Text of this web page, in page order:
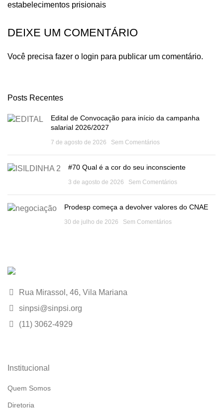
estabelecimentos prisionais
DEIXE UM COMENTÁRIO
Você precisa fazer o login para publicar um comentário.
Posts Recentes
Edital de Convocação para início da campanha
salarial 2026/2027
7 de agosto de 2026 Sem Comentários
#70 Qual é a cor do seu inconsciente
3 de agosto de 2026 Sem Comentários
Prodesp começa a devolver valores do CNAE
30 de julho de 2026 Sem Comentários
Rua Mirassol, 46, Vila Mariana
sinpsi@sinpsi.org
(11) 3062-4929
Institucional
Quem Somos
Diretoria